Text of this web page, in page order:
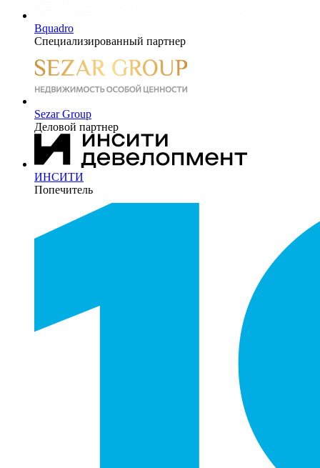
Bquadro
Специализированный партнер
Sezar Group
Деловой партнер
ИНСИТИ
Попечитель